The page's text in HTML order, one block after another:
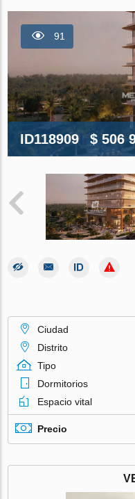
91
ID118909 $ 506
Ciudad
Distrito
Tipo
Dormitorios
Espacio vital
Precio